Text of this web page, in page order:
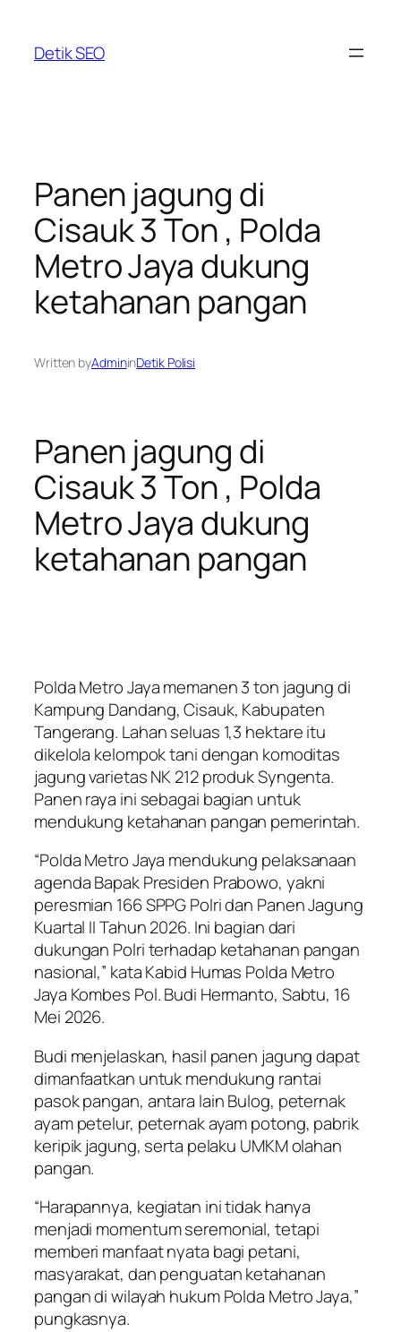
content
Detik SEO
Panen jagung di
Cisauk 3 Ton , Polda
Metro Jaya dukung
ketahanan pangan
Written byAdmininDetik Polisi
Panen jagung di
Cisauk 3 Ton , Polda
Metro Jaya dukung
ketahanan pangan
Polda Metro Jaya memanen 3 ton jagung di
Kampung Dandang, Cisauk, Kabupaten
Tangerang. Lahan seluas 1,3 hektare itu
dikelola kelompok tani dengan komoditas
jagung varietas NK 212 produk Syngenta.
Panen raya ini sebagai bagian untuk
mendukung ketahanan pangan pemerintah.
“Polda Metro Jaya mendukung pelaksanaan
agenda Bapak Presiden Prabowo, yakni
peresmian 166 SPPG Polri dan Panen Jagung
Kuartal II Tahun 2026. Ini bagian dari
dukungan Polri terhadap ketahanan pangan
nasional,” kata Kabid Humas Polda Metro
Jaya Kombes Pol. Budi Hermanto, Sabtu, 16
Mei 2026.
Budi menjelaskan, hasil panen jagung dapat
dimanfaatkan untuk mendukung rantai
pasok pangan, antara lain Bulog, peternak
ayam petelur, peternak ayam potong, pabrik
keripik jagung, serta pelaku UMKM olahan
pangan.
“Harapannya, kegiatan ini tidak hanya
menjadi momentum seremonial, tetapi
memberi manfaat nyata bagi petani,
masyarakat, dan penguatan ketahanan
pangan di wilayah hukum Polda Metro Jaya,”
pungkasnya.